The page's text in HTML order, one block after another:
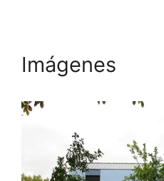
Imágenes